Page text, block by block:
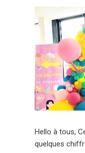
Hello à tous,
quelques